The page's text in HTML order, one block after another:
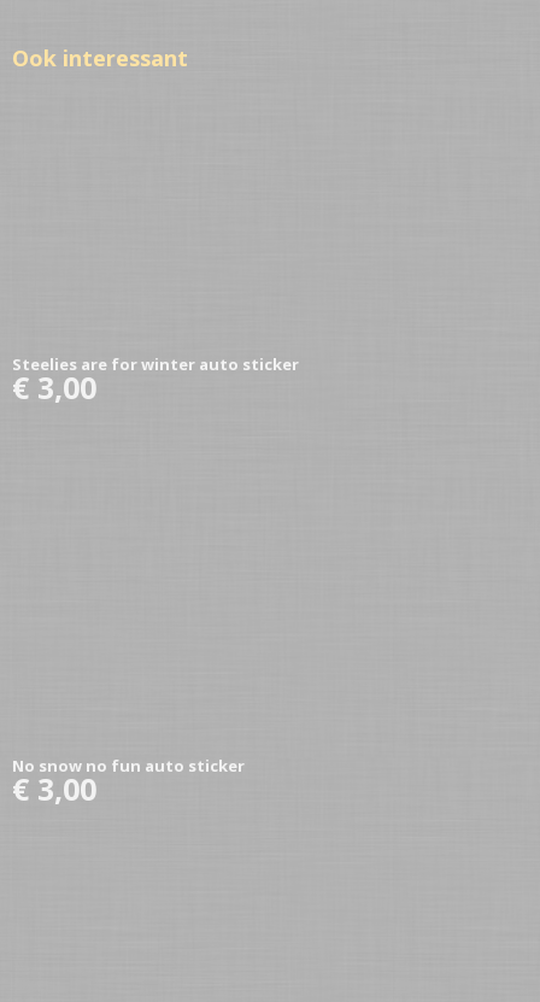
Ook interessant
Steelies are for winter auto sticker
€ 3,00
No snow no fun auto sticker
€ 3,00